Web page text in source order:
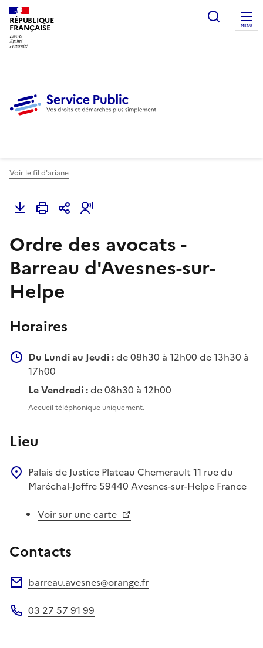
RÉPUBLIQUE
FRANÇAISE
Ouvrir
MENU
Voir le fil d'ariane
Ordre des avocats -
Barreau d'Avesnes-sur-
Helpe
Horaires
Du Lundi au Jeudi :de 08h30 à 12h00 de 13h30 à
17h00
Le Vendredi :de 08h30 à 12h00
Accueil téléphonique uniquement.
Lieu
Palais de Justice Plateau Chemerault 11 rue du
Maréchal-Joffre 59440 Avesnes-sur-Helpe France
Voir sur une carte
Contacts
barreau.avesnes@orange.fr
03 27 57 91 99